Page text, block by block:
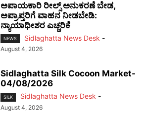
ಅಪಾಯಕಾರಿ ರೀಲ್ಸ್ ಅನುಕರಣೆ ಬೇಡ,
ಅಪ್ರಾಪ್ತರಿಗೆ ವಾಹನ ನೀಡಬೇಡಿ:
ನ್ಯಾಯಾಧೀಶರ ಎಚ್ಚರಿಕೆ
NEWS Sidlaghatta News Desk -
August 4, 2026
Sidlaghatta Silk Cocoon Market-
04/08/2026
SILK Sidlaghatta News Desk -
August 4, 2026